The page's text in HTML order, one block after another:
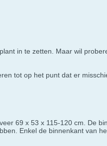
in te zetten. Maar wil
tot op het punt dat er
69 x 53 x 115-120 cm. De
Enkel de binnenkant van